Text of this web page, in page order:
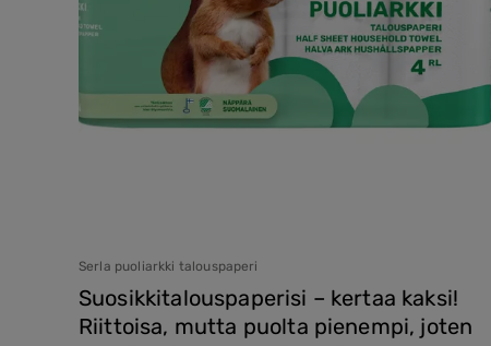
Serla puoliarkki talouspaperi
Suosikkitalouspaperisi – kertaa kaksi!
Riittoisa, mutta puolta pienempi, joten